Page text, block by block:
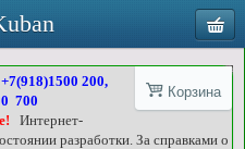
Корзина
+7(918)1500 200,
700
Интернет-
разработки. За справками о